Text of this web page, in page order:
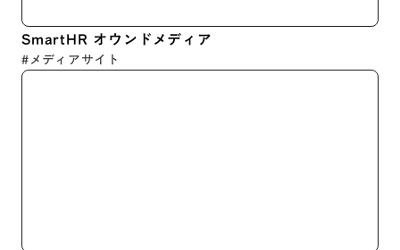
SmartHR オウンドメディア
#メディアサイト